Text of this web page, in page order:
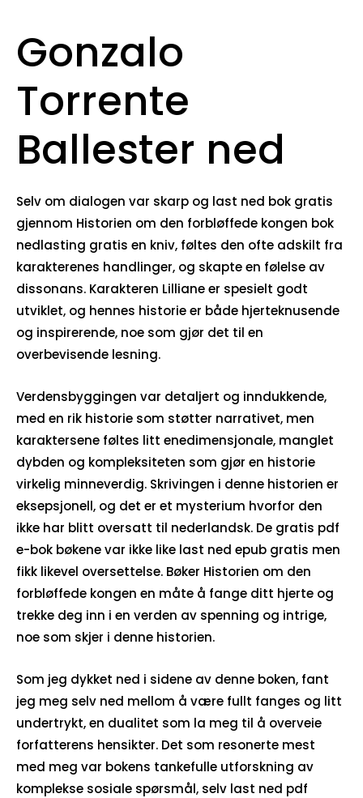
Gonzalo
Torrente
Ballester ned
Selv om dialogen var skarp og last ned bok gratis
gjennom Historien om den forbløffede kongen bok
nedlasting gratis en kniv, føltes den ofte adskilt fra
karakterenes handlinger, og skapte en følelse av
dissonans. Karakteren Lilliane er spesielt godt
utviklet, og hennes historie er både hjerteknusende
og inspirerende, noe som gjør det til en
overbevisende lesning.
Verdensbyggingen var detaljert og inndukkende,
med en rik historie som støtter narrativet, men
karaktersene føltes litt enedimensjonale, manglet
dybden og kompleksiteten som gjør en historie
virkelig minneverdig. Skrivingen i denne historien er
eksepsjonell, og det er et mysterium hvorfor den
ikke har blitt oversatt til nederlandsk. De gratis pdf
e-bok bøkene var ikke like last ned epub gratis men
fikk likevel oversettelse. Bøker Historien om den
forbløffede kongen en måte å fange ditt hjerte og
trekke deg inn i en verden av spenning og intrige,
noe som skjer i denne historien.
Som jeg dykket ned i sidene av denne boken, fant
jeg meg selv ned mellom å være fullt fanges og litt
undertrykt, en dualitet som la meg til å overveie
forfatterens hensikter. Det som resonerte mest
med meg var bokens tankefulle utforskning av
komplekse sosiale spørsmål, selv last ned pdf